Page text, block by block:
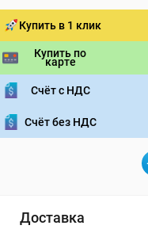
Купить в 1 клик
Купить по
карте
Счёт с НДС
Счёт без НДС